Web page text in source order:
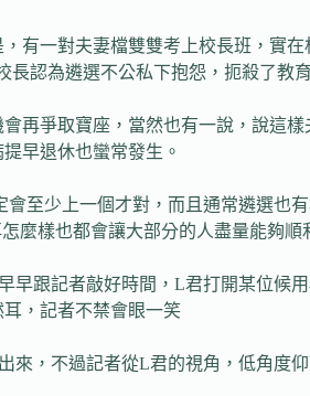
有一對夫妻檔雙雙考上校長班，實
認為遴選不公私下抱怨，扼殺了教
再爭取寶座，當然也有一說，說這
早退休也蠻常發生。
至少上一個才對，而且通常遴選也
麼樣也都會讓大部分的人盡量能夠順
跟記者敲好時間，L君打開某位候
，記者不禁會眼一笑
，不過記者從L君的視角，低角度